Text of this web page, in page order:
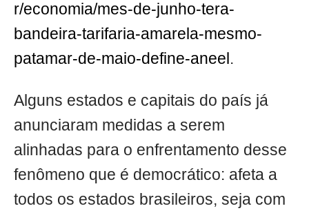
r/economia/mes-de-junho-tera-
bandeira-tarifaria-amarela-mesmo-
patamar-de-maio-define-aneel .
Alguns estados e capitais do país já
anunciaram medidas a serem
alinhadas para o enfrentamento desse
fenômeno que é democrático: afeta a
todos os estados brasileiros, seja com